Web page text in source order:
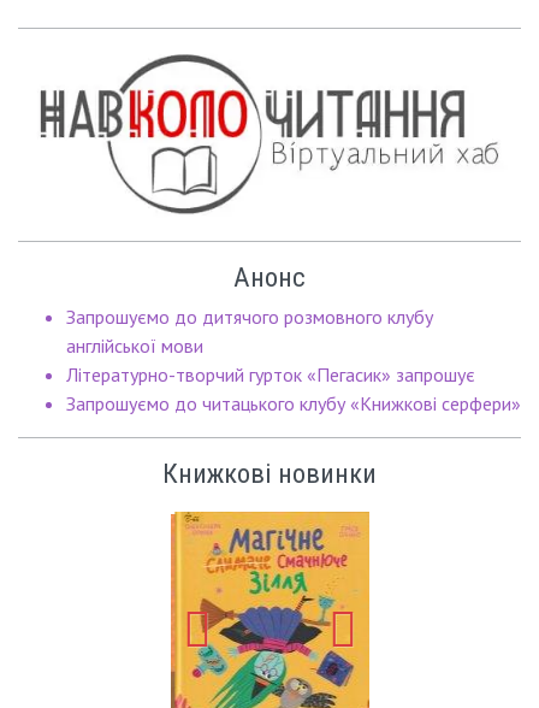
Анонс
Запрошуємо до дитячого розмовного клубу
англійської мови
Літературно-творчий гурток «Пегасик» запрошує
Запрошуємо до читацького клубу «Книжкові серфери»
Книжкові новинки